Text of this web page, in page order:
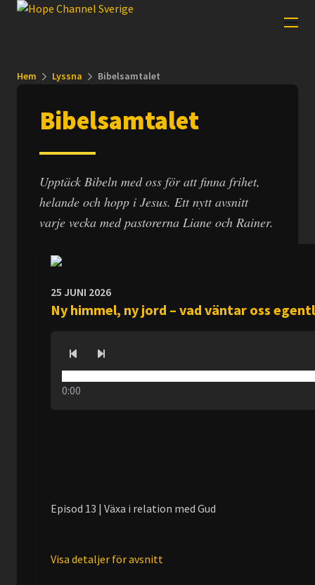
Hem Lyssna Bibelsamtalet
Bibelsamtalet
Upptäck Bibeln med oss för att finna frihet,
helande och hopp i Jesus. Ett nytt avsnitt
varje vecka med pastorerna Liane och Rainer.
25 JUNI 2026
Ny himmel, ny jord – vad väntar oss
0:00
Episod 13 | Växa i relation med Gud
Visa detaljer för avsnitt